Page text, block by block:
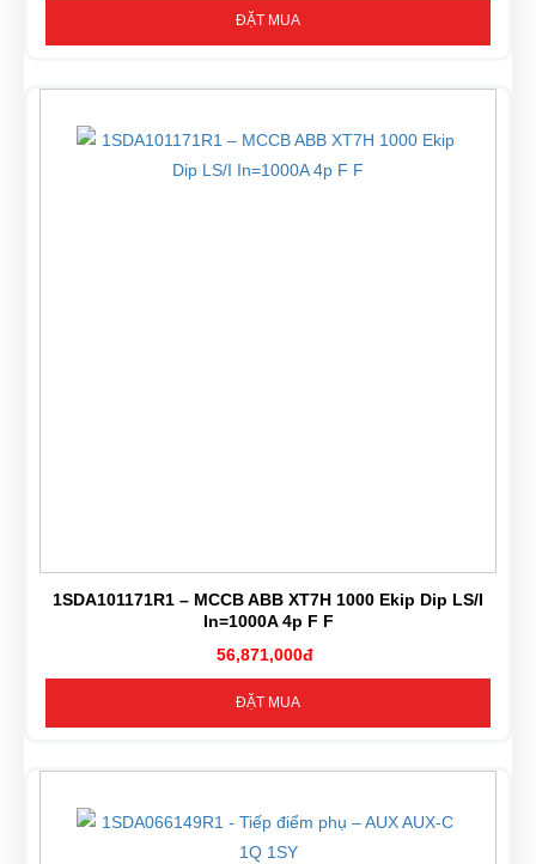
ĐẶT MUA
1SDA101171R1 – MCCB ABB XT7H 1000 Ekip Dip LS/I
In=1000A 4p F F
56,871,000đ
ĐẶT MUA